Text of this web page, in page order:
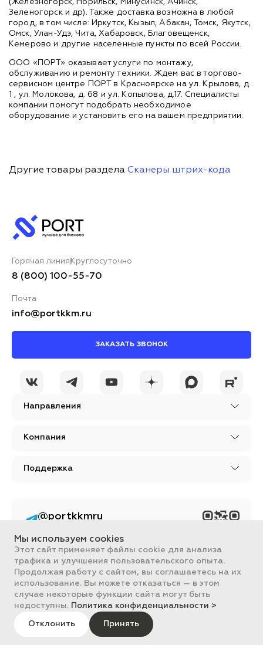
(Железногорск, Норильск, Минусинск, Ачинск,
Зеленогорск и др). Также доставка возможна в любой
город, в том числе: Иркутск, Кызыл, Абакан, Томск, Якутск,
Омск, Улан-Удэ, Чита, Хабаровск, Благовещенск,
Кемерово и другие населенные пункты по всей России.
ООО «ПОРТ» оказывает услуги по монтажу,
обслуживанию и ремонту техники. Ждем вас в торгово-
сервисном центре ПОРТ в Красноярске на ул. Крылова, д.
1 , ул. Молокова, д. 68 и ул. Копылова, д.17. Специалисты
компании помогут подобрать необходимое
оборудование и установить его на вашем предприятии.
Другие товары раздела Сканеры штрих-кода
Направления
Компания
Поддержка
Горячая линия Круглосуточно
8 (800) 100-55-70
Почта
info@portkkm.ru
ЗАКАЗАТЬ ЗВОНОК
Вся информация, размещенная на сайте, носит ознакомительный
характер и не является публичной офертой, определяемой
положениями Статьи 437 ГК РФ.
Все цены на сайте указаны с НДС. ООО "ПОРТ" ИНН 2461018892,
ОГРН 1022401953496
ПОРТ 2011-2026
Политика обработки данных
@portkkmru
контент PORT - бизнес
портал
Мы используем cookies
Этот сайт применяет файлы cookie для анализа
трафика и улучшения пользовательского опыта.
Продолжая работу с сайтом, вы соглашаетесь на их
использование. Вы можете отказаться — в этом
случае некоторые функции сайта могут быть
недоступны. Политика конфиденциальности >
Отклонить Принять